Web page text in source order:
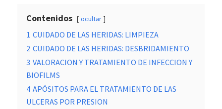
Contenidos ocultar
1 CUIDADO DE LAS HERIDAS: LIMPIEZA
2 CUIDADO DE LAS HERIDAS: DESBRIDAMIENTO
3 VALORACION Y TRATAMIENTO DE INFECCION Y
BIOFILMS
4 APÓSITOS PARA EL TRATAMIENTO DE LAS
ULCERAS POR PRESION